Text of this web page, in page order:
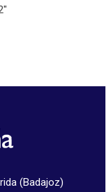
(Badajoz)